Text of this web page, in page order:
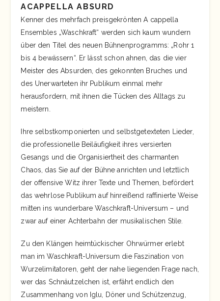
ACAPPELLA ABSURD
Kenner des mehrfach preisgekrönten A cappella
Ensembles „Waschkraft“ werden sich kaum wundern
über den Titel des neuen Bühnenprogramms: „Rohr 1
bis 4 bewässern“. Er lässt schon ahnen, das die vier
Meister des Absurden, des gekonnten Bruches und
des Unerwarteten ihr Publikum einmal mehr
herausfordern, mit ihnen die Tücken des Alltags zu
meistern.
Ihre selbstkomponierten und selbstgetexteten Lieder,
die professionelle Beiläufigkeit ihres versierten
Gesangs und die Organisiertheit des charmanten
Chaos, das Sie auf der Bühne anrichten und letztlich
der offensive Witz ihrer Texte und Themen, befördert
das wehrlose Publikum auf hinreißend raffinierte Weise
mitten ins wunderbare Waschkraft-Universum – und
zwar auf einer Achterbahn der musikalischen Stile.
Zu den Klängen heimtückischer Ohrwürmer erlebt
man im Waschkraft-Universum die Faszination von
Wurzelimitatoren, geht der nahe liegenden Frage nach,
wer das Schnäutzelchen ist, erfährt endlich den
Zusammenhang von Iglu, Döner und Schützenzug,